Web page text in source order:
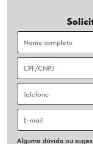
Alguma dúvida ou
Financiamento?
Sim
Usar veículo usado